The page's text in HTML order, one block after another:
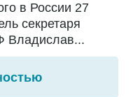
в России 27
секретаря
Владислав...